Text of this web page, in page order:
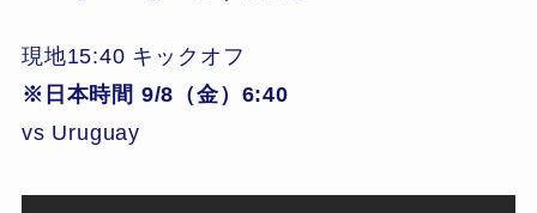
現地15:40 キックオフ
※日本時間 9/8（金）6:40
vs Uruguay